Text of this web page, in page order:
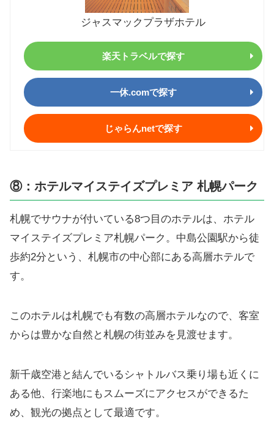
ジャスマックプラザホテル
楽天トラベルで探す
一休.comで探す
じゃらんnetで探す
⑧：ホテルマイステイズプレミア 札幌パーク
札幌でサウナが付いている8つ目のホテルは、ホテル
マイステイズプレミア札幌パーク。中島公園駅から徒
歩約2分という、札幌市の中心部にある高層ホテルで
す。
このホテルは札幌でも有数の高層ホテルなので、客室
からは豊かな自然と札幌の街並みを見渡せます。
新千歳空港と結んでいるシャトルバス乗り場も近くに
ある他、行楽地にもスムーズにアクセスができるた
め、観光の拠点として最適です。